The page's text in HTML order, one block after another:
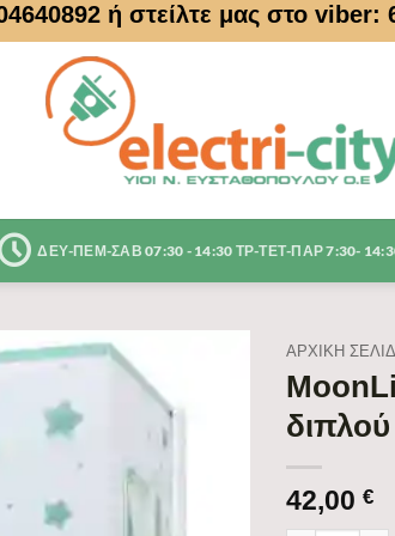
ή στείλτε μας στο viber:
ΔΕΥ-ΠΕΜ-ΣΑΒ 07:30 - 14:30 ΤΡ-ΤΕΤ-ΠΑΡ 7:30-
ΑΡΧΙΚΉ
42,00 €